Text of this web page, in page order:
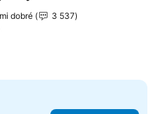
dobré
3 537